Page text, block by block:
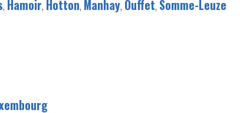
, Hamoir, Hotton, Manhay, Ouffet, Somme-Leuze